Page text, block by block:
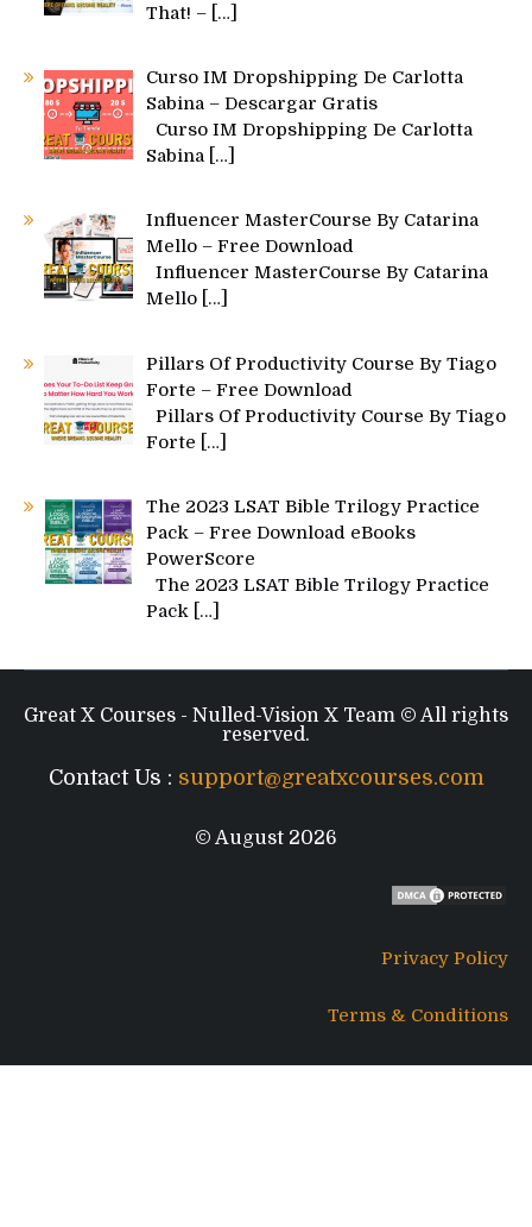
That! – […]
Curso IM Dropshipping De Carlotta
Sabina – Descargar Gratis
Curso IM Dropshipping De Carlotta
Sabina […]
Influencer MasterCourse By Catarina
Mello – Free Download
Influencer MasterCourse By Catarina
Mello […]
Pillars Of Productivity Course By Tiago
Forte – Free Download
Pillars Of Productivity Course By Tiago
Forte
[…]
The 2023 LSAT Bible Trilogy Practice
Pack – Free Download eBooks
PowerScore
The 2023 LSAT Bible Trilogy Practice
Pack […]
Great X Courses - Nulled-Vision X Team © All rights
reserved.
Contact Us : support@greatxcourses.com
© August 2026
Privacy Policy
Terms & Conditions